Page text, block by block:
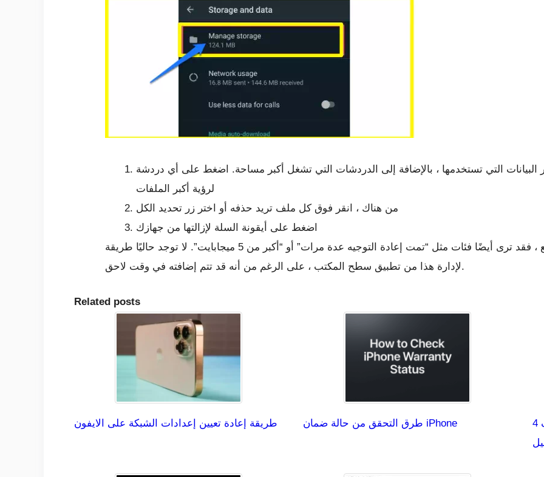
التي تستخدمها ، بالإضافة إلى الدردشات التي تشغل أكبر مساحة. اضغط على أي دردشة
لرؤية أكبر الملفات
من هناك ، انقر فوق كل ملف تريد حذفه أو اختر زر تحديد الكل
اضغط على أيقونة السلة لإزالتها من جهازك
إذا كنت تستخدم واتساب على نطاق واسع ، فقد ترى أيضًا فئات مثل “تمت إعادة التوجيه عدة مرات” أو “أكبر من 5 ميجابايت”. لا توجد حاليًا طريقة
لإدارة هذا من تطبيق سطح المكتب ، على الرغم من أنه قد تتم إضافته في وقت لاحق.
Related posts
طريقة إعادة تعيين إعدادات الشبكة على الايفون طرق التحقق من حالة ضمان iPhone
4 حلول-إعادة تشغيل ويندوز 11 بدلاً من إيقاف